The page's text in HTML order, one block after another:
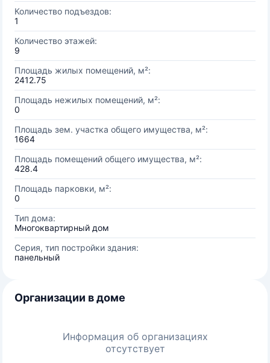
Количество подъездов:
1
Количество этажей:
9
Площадь жилых помещений, м²:
2412.75
Площадь нежилых помещений, м²:
0
Площадь зем. участка общего имущества, м²:
1664
Площадь помещений общего имущества, м²:
428.4
Площадь парковки, м²:
0
Тип дома:
Многоквартирный дом
Серия, тип постройки здания:
панельный
Организации в доме
Информация об организациях
отсутствует